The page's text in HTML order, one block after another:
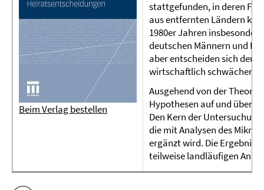
Beim Verlag bestellen
stattgefunden, in deren
aus entfernten Ländern
1980er Jahren
deutschen Männern und
aber entscheiden sich
wirtschaftlich schwächeren
Ausgehend von der
Hypothesen auf und
Den Kern der
die mit Analysen des
ergänzt wird. Die
teilweise landläufigen